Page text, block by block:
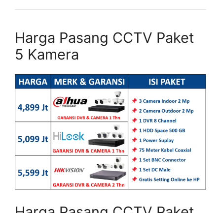
Harga Pasang CCTV Paket
5 Kamera